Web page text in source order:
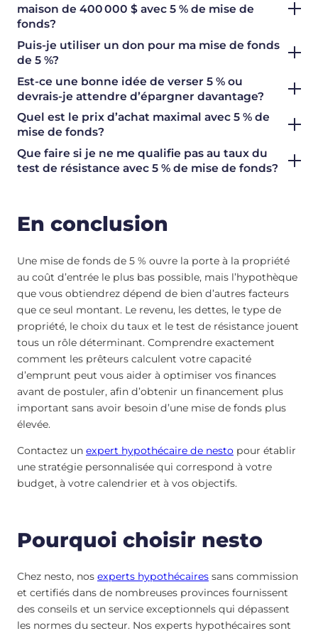
maison de 400 000 $ avec 5 % de mise de
fonds?
Puis-je utiliser un don pour ma mise de fonds
de 5 %?
Est-ce une bonne idée de verser 5 % ou
devrais-je attendre d’épargner davantage?
Quel est le prix d’achat maximal avec 5 % de
mise de fonds?
Que faire si je ne me qualifie pas au taux du
test de résistance avec 5 % de mise de fonds?
En conclusion
Une mise de fonds de 5 % ouvre la porte à la propriété
au coût d’entrée le plus bas possible, mais l’hypothèque
que vous obtiendrez dépend de bien d’autres facteurs
que ce seul montant. Le revenu, les dettes, le type de
propriété, le choix du taux et le test de résistance jouent
tous un rôle déterminant. Comprendre exactement
comment les prêteurs calculent votre capacité
d’emprunt peut vous aider à optimiser vos finances
avant de postuler, afin d’obtenir un financement plus
important sans avoir besoin d’une mise de fonds plus
élevée.
Contactez un expert hypothécaire de nesto pour établir
une stratégie personnalisée qui correspond à votre
budget, à votre calendrier et à vos objectifs.
Pourquoi choisir nesto
Chez nesto, nos experts hypothécaires sans commission
et certifiés dans de nombreuses provinces fournissent
des conseils et un service exceptionnels qui dépassent
les normes du secteur. Nos experts hypothécaires sont